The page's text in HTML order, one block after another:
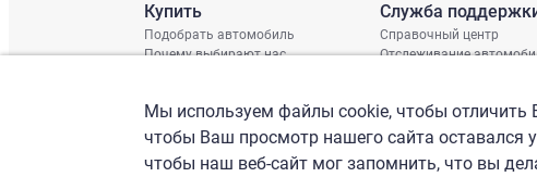
Купить
Подобрать автомобиль
Почему выбирают нас
Служба
Справочный центр
Отслеживание
График доставки
Проверка шасси
Мы используем файлы cookie, чтобы отличить
чтобы Ваш просмотр нашего сайта
чтобы наш веб-сайт мог запомнить, что вы